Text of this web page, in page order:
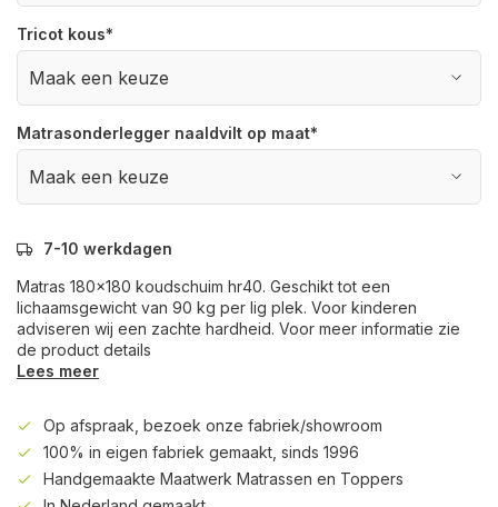
Tricot kous*
Matrasonderlegger naaldvilt op maat*
7-10 werkdagen
Matras 180x180 koudschuim hr40. Geschikt tot een
lichaamsgewicht van 90 kg per lig plek. Voor kinderen
adviseren wij een zachte hardheid. Voor meer informatie zie
de product details
Lees meer
Op afspraak, bezoek onze fabriek/showroom
100% in eigen fabriek gemaakt, sinds 1996
Handgemaakte Maatwerk Matrassen en Toppers